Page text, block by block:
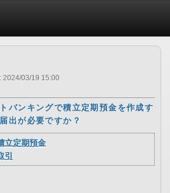
2024/03/19 15:00
バンキングで積立定期預金を作成す
出が必要ですか？
立定期預金
引